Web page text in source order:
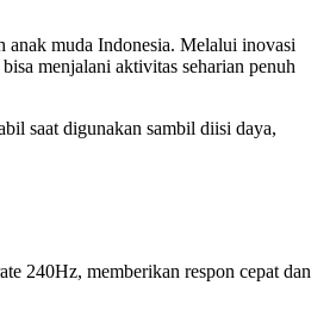
anak muda Indonesia. Melalui inovasi
menjalani aktivitas seharian penuh
saat digunakan sambil diisi daya,
240Hz, memberikan respon cepat dan